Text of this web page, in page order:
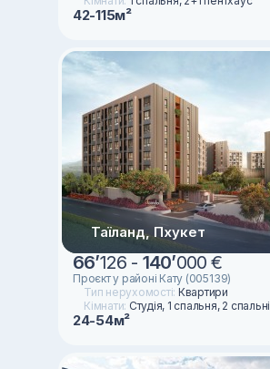
42-115м²
Таїланд, Пхукет
66’126 - 140’000 €
Проєкт у районі Кату (005139)
Тип нерухомості: Квартири
Кімнати: Студія, 1 спальня, 2 спальні
24-54м²